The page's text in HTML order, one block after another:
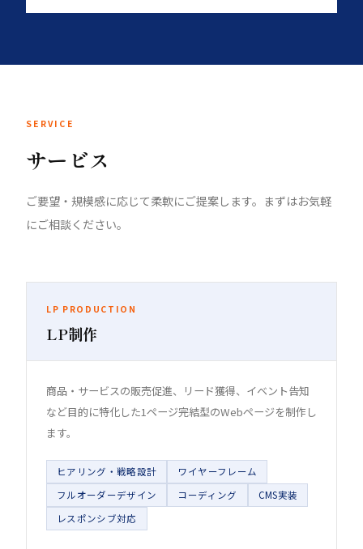
SERVICE
サービス
ご要望・規模感に応じて柔軟にご提案します。まずはお気軽
にご相談ください。
LP PRODUCTION
LP制作
商品・サービスの販売促進、リード獲得、イベント告知
など目的に特化した1ページ完結型のWebページを制作し
ます。
ヒアリング・戦略設計
ワイヤーフレーム
フルオーダーデザイン
コーディング
CMS実装
レスポンシブ対応